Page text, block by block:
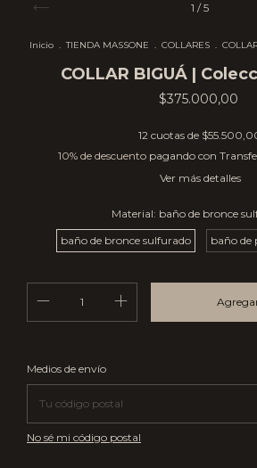
1 /5
Inicio TIENDA MASSONE COLLARES
COLLAR BIGUÁ |
$375.000,00
12 cuotas de
10% de descuentopagando con
Ver más detalles
Material: baño de bronce
baño de bronce sulfurado
baño de
Entregas para el CP:
Medios de envío
No sé mi código postal